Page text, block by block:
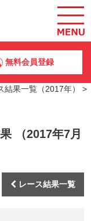
無料会員登録
結果一覧（2017年）
>
（2017年7月
レース結果一覧